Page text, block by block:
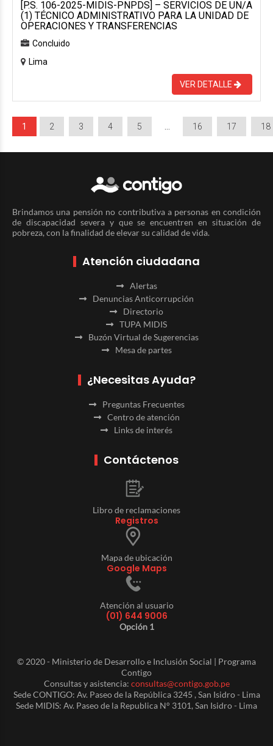
[P.S. 106-2025-MIDIS-PNPDS] – SERVICIOS DE UN/A
(1) TÉCNICO ADMINISTRATIVO PARA LA UNIDAD DE
OPERACIONES Y TRANSFERENCIAS
Concluido
Lima
VER DETALLE
1 2 3 4 5 16 17 18
Brindamos una pensión no contributiva a personas en condición
de discapacidad severa y que se encuentren en situación de
pobreza, con la finalidad de elevar su calidad de vida.
Atención ciudadana
Alertas
Denuncias Anticorrupción
Directorio
TUPA MIDIS
Buzón Virtual de Sugerencias
Mesa de partes
¿Necesitas Ayuda?
Preguntas Frecuentes
Centro de atención
Links de interés
Contáctenos
Libro de reclamaciones
Registros
Mapa de ubicación
Google Maps
Atención al usuario
(01) 644 9006
Opción 1
© 2020 - Ministerio de Desarrollo e Inclusión Social | Programa
Contigo
Consultas y asistencia: consultas@contigo.gob.pe
Sede CONTIGO: Av. Paseo de la República 3245 , San Isidro - Lima
Sede MIDIS: Av. Paseo de la Republica N° 3101, San Isidro - Lima